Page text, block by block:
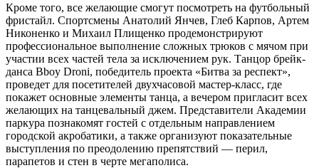
Кроме того, все желающие смогут посмотреть на футбольный
фристайл. Спортсмены Анатолий Янчев, Глеб Карпов, Артем
Никоненко и Михаил Плищенко продемонстрируют
профессиональное выполнение сложных трюков с мячом при
участии всех частей тела за исключением рук. Танцор брейк-
данса Bboy Droni, победитель проекта «Битва за респект»,
проведет для посетителей двухчасовой мастер-класс, где
покажет основные элементы танца, а вечером пригласит всех
желающих на танцевальный джем. Представители Академии
паркура познакомят гостей с отдельным направлением
городской акробатики, а также организуют показательные
выступления по преодолению препятствий — перил,
парапетов и стен в черте мегаполиса.